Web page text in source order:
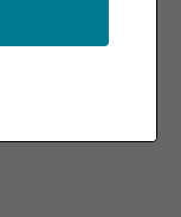
dati,
dalla